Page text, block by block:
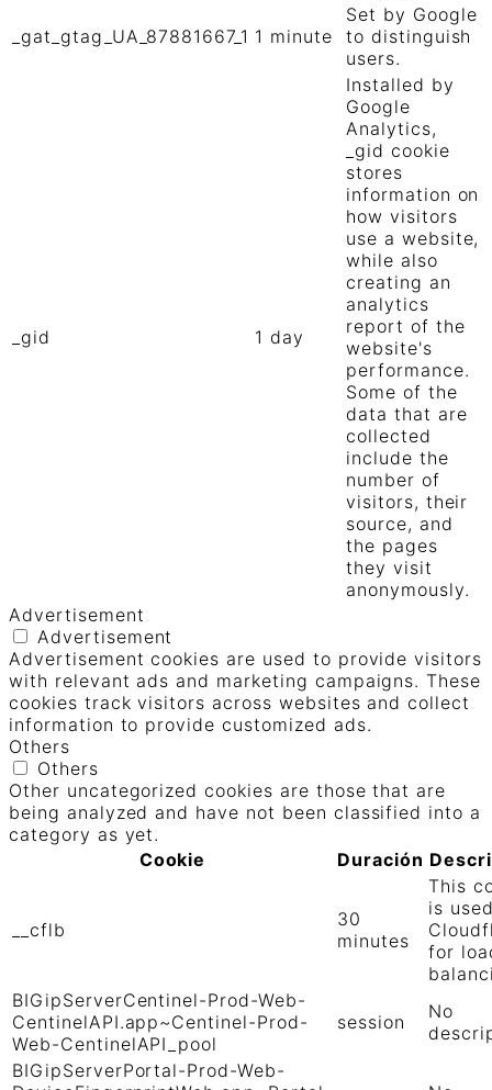
_gat_gtag_UA_87881667_1 1 minute
Set by Google
to distinguish
users.
_gid 1 day
Installed by
Google
Analytics,
_gid cookie
stores
information on
how visitors
use a website,
while also
creating an
analytics
report of the
website's
performance.
Some of the
data that are
collected
include the
number of
visitors, their
source, and
the pages
they visit
anonymously.
Advertisement
Advertisement
Advertisement cookies are used to provide visitors
with relevant ads and marketing campaigns. These
cookies track visitors across websites and collect
information to provide customized ads.
Others
Others
Other uncategorized cookies are those that are
being analyzed and have not been classified into a
category as yet.
Cookie
Duración
__cflb
30
minutes
This
is
for
BIGipServerCentinel-Prod-Web-
CentinelAPI.app~Centinel-Prod-
Web-CentinelAPI_pool
session
No
BIGipServerPortal-Prod-Web-